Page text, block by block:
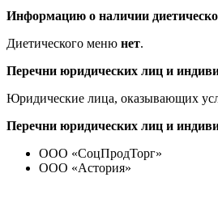
Информацию о наличии
Диетического меню нет.
Перечни юридических лиц и
Юридические лица, оказывающих
Перечни юридических лиц и
ООО «СоцПродТорг»
ООО «Астория»